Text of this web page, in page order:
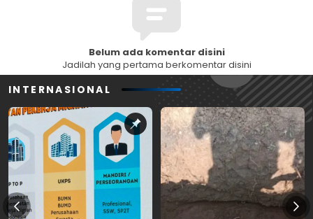
Belum ada komentar disini
Jadilah yang pertama berkomentar disini
INTERNASIONAL